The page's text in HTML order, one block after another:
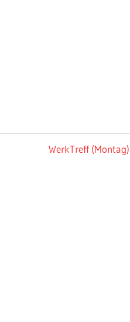
Nächster
WerkTreff (Montag)